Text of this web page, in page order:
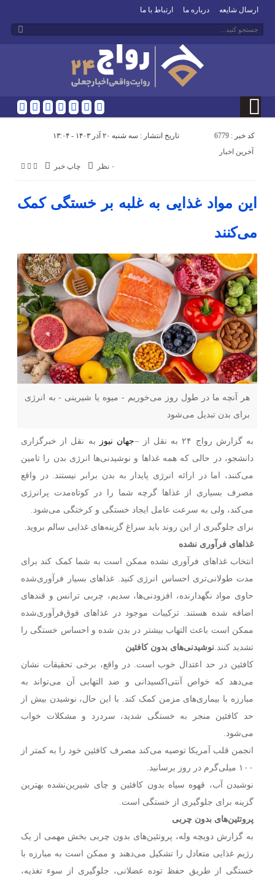
ارسال شایعه درباره ما ارتباط با ما
کد خبر : 6779 تاریخ انتشار : سه شنبه ۲۰ آذر ۱۴۰۳ - ۱۳:۰۴
چاپ خبر ۰ نظر
آخرین اخبار
این مواد غذایی‌ به غلبه بر خستگی کمک
می‌کنند
هر آنچه ما در طول روز می‌خوریم - میوه یا شیرینی - به انرژی
برای بدن تبدیل می‌شود
به گزارش رواج ۲۴ به نقل از – جهان نیوز
به نقل از خبرگزاری
دانشجو، در حالی که همه غذا‌ها و نوشیدنی‌ها انرژی بدن را تامین
می‌کنند، اما در ارائه انرژی پایدار به بدن برابر نیستند. در واقع
مصرف بسیاری از غذا‌ها گرچه شما را در کوتاه‌مدت پرانرژی
می‌کند، ولی به سرعت عامل ایجاد خستگی و کرختگی می‌شود.
برای جلوگیری از این روند باید سراغ گزینه‌های غذایی سالم بروید.
غذا‌های فرآوری نشده
انتخاب غذا‌های فرآوری نشده ممکن است به شما کمک کند برای
مدت طولانی‌تری احساس انرژی کنید. غذا‌های بسیار فرآوری‌شده
حاوی مواد نگهدارنده، افزودنی‌ها، سدیم، چربی ترانس و قند‌های
اضافه شده هستند. ترکیبات موجود در غذا‌های فوق‌فرآوری‌شده
ممکن است باعث التهاب بیشتر در بدن شده و احساس خستگی را
تشدید کنند. نوشیدنی‌های بدون کافئین
کافئین در حد اعتدال خوب است. در واقع، برخی تحقیقات نشان
می‌دهد که خواص آنتی‌اکسیدانی و ضد التهابی آن می‌تواند به
مبارزه با بیماری‌های مزمن کمک کند. با این حال، نوشیدن بیش از
حد کافئین منجر به خستگی شدید، سردرد و مشکلات خواب
می‌شود.
انجمن قلب آمریکا توصیه می‌کند مصرف کافئین خود را به کمتر از
۱۰۰ میلی‌گرم در روز برسانید.
نوشیدن آب، قهوه سیاه بدون کافئین و چای شیرین‌نشده بهترین
گزینه برای جلوگیری از خستگی است.
پروتئین‌های بدون چربی
به گزارش دویچه وله، پروتئین‌های بدون چربی بخش مهمی از یک
رژیم غذایی متعادل را تشکیل می‌دهند و ممکن است به مبارزه با
خستگی از طریق حفظ توده عضلانی، جلوگیری از سوء تغذیه،